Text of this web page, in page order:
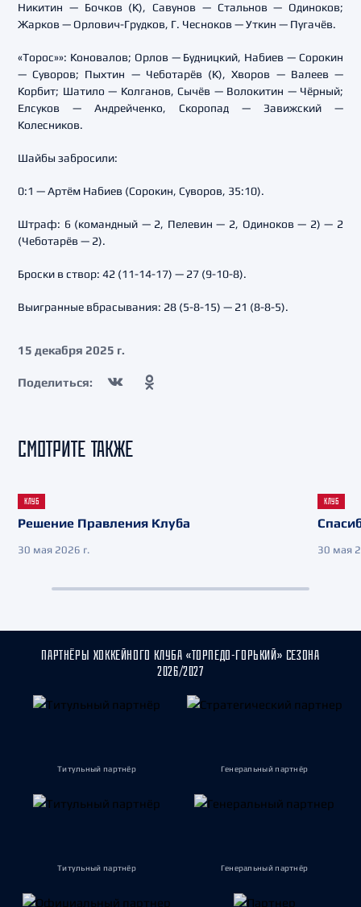
Никитин — Бочков (К), Савунов — Стальнов — Одиноков;
Жарков — Орлович-Грудков, Г. Чесноков — Уткин — Пугачёв.
«Торос»»: Коновалов; Орлов — Будницкий, Набиев — Сорокин
— Суворов; Пыхтин — Чеботарёв (К), Хворов — Валеев —
Корбит; Шатило — Колганов, Сычёв — Волокитин — Чёрный;
Елсуков — Андрейченко, Скоропад — Завижский —
Колесников.
Шайбы забросили:
0:1 — Артём Набиев (Сорокин, Суворов, 35:10).
Штраф: 6 (командный — 2, Пелевин — 2, Одиноков — 2) — 2
(Чеботарёв — 2).
Броски в створ: 42 (11-14-17) — 27 (9-10-8).
Выигранные вбрасывания: 28 (5-8-15) — 21 (8-8-5).
15 декабря 2025 г.
Поделиться:
СМОТРИТЕ ТАКЖЕ
КЛУБ
Решение Правления Клуба
30 мая 2026 г.
КЛУБ
30 мая
ПАРТНЁРЫ ХОККЕЙНОГО КЛУБА «ТОРПЕДО-ГОРЬКИЙ» СЕЗОНА
2026/2027
Титульный партнёр Генеральный партнёр
Титульный партнёр Генеральный партнёр